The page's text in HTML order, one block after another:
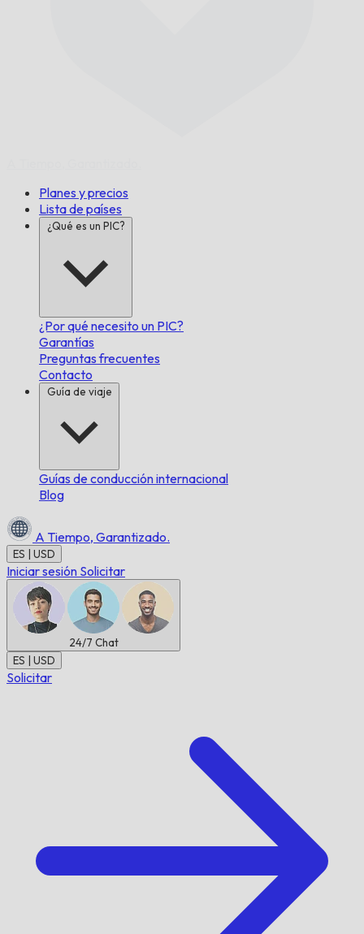
Planes y precios
Lista de países
¿Qué es un PIC?
¿Por qué necesito un PIC?
Garantías
Preguntas frecuentes
Contacto
Guía de viaje
Guías de conducción internacional
Blog
A Tiempo, Garantizado.
ES | USD
Iniciar sesión Solicitar
24/7 Chat
ES | USD
Solicitar